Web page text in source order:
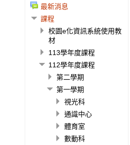
最新消息
課程
校園e化資訊系統使用教
材
113學年度課程
112學年度課程
第二學期
第一學期
視光科
通識中心
體育室
數動科